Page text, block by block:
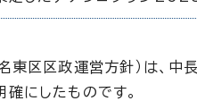
東区区政運営方針）は、
にしたものです。